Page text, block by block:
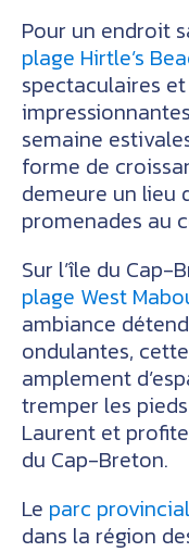
Pour un endroit
plage Hirtle’s
spectaculaires
semaine
forme de
demeure un lieu
promenades au
Sur l’île du Cap-
plage West
ambiance
ondulantes,
amplement
tremper les
Laurent et
du Cap-Breton.
Le parc
dans la région